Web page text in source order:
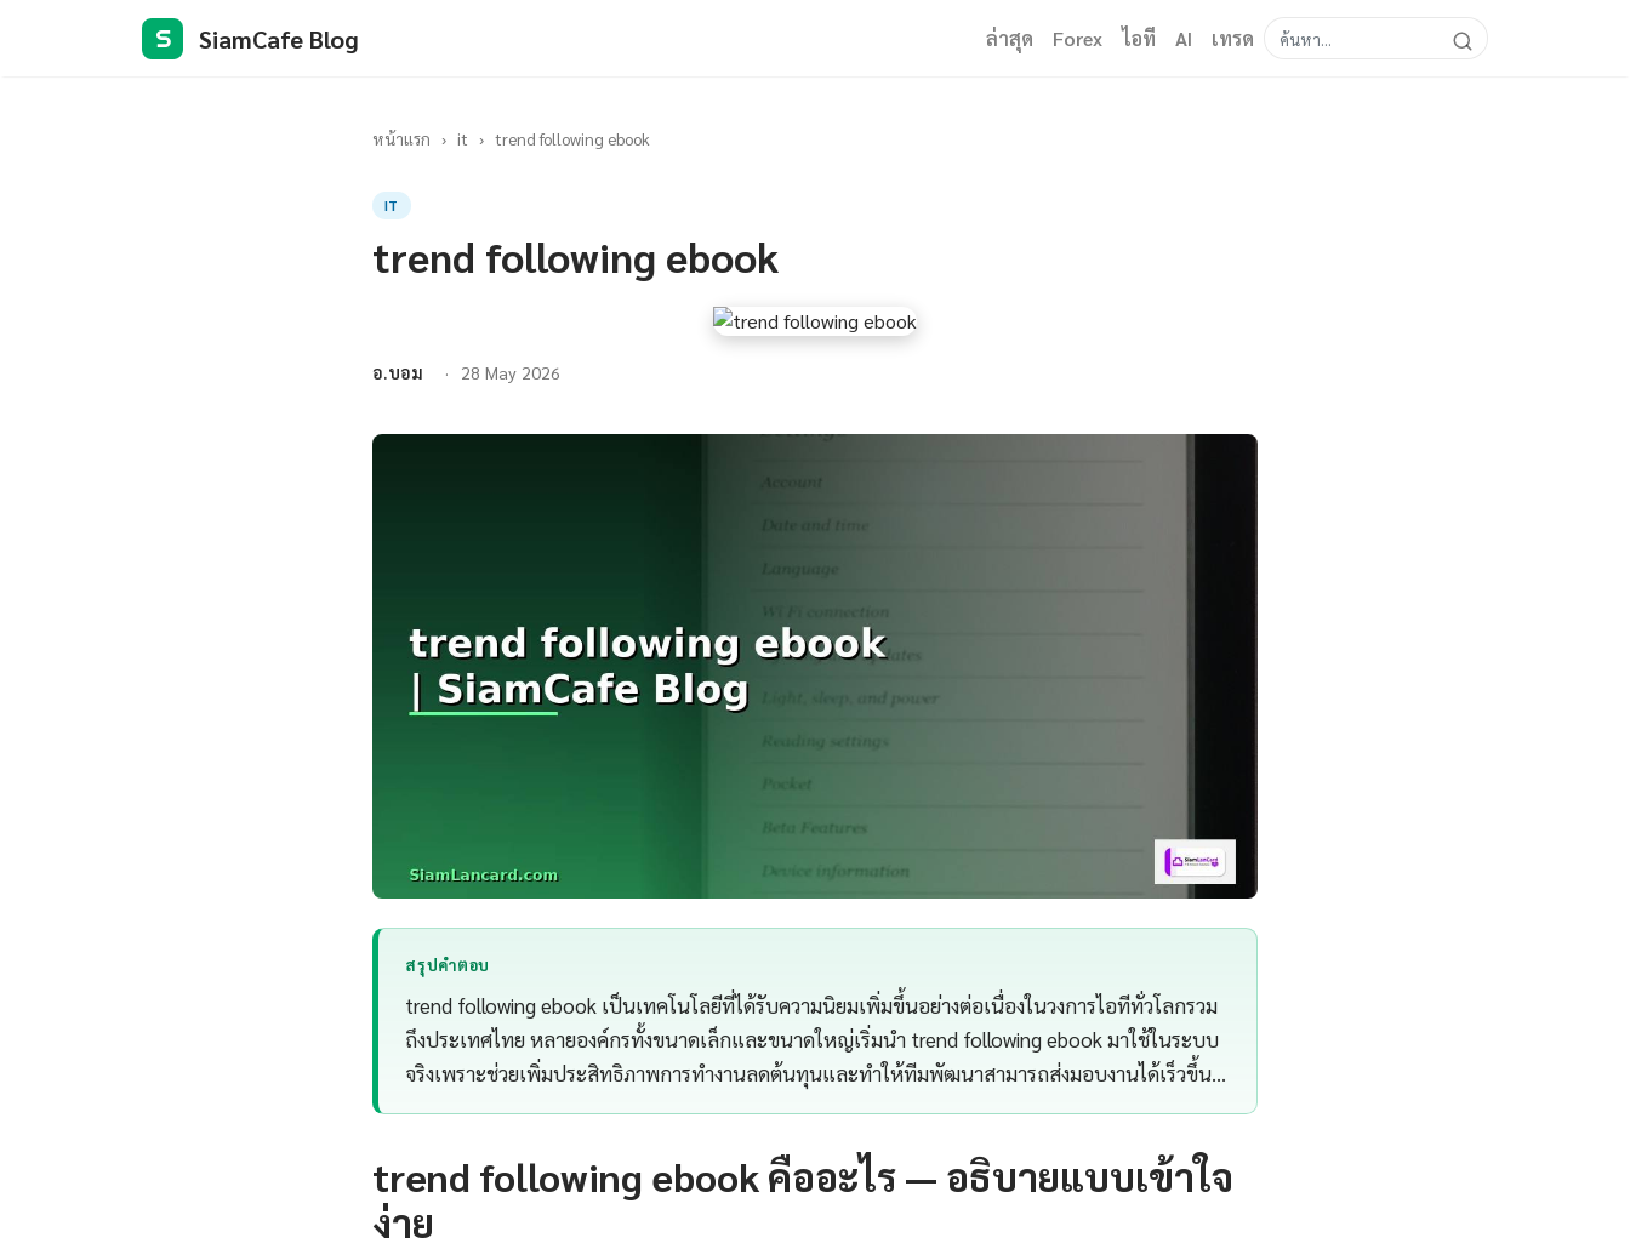
S SiamCafe Blog ล่าสุด Forex ไอที AI เทรด
หน้าแรก › it › trend following ebook
IT
trend following ebook
อ.บอม 28 May 2026
สรุปคำตอบ
trend following ebook เป็นเทคโนโลยีที่ได้รับความนิยมเพิ่มขึ้นอย่างต่อเนื่องในวงการไอทีทั่วโลกรวม
ถึงประเทศไทย หลายองค์กรทั้งขนาดเล็กและขนาดใหญ่เริ่มนำ trend following ebook มาใช้ในระบบ
จริงเพราะช่วยเพิ่มประสิทธิภาพการทำงานลดต้นทุนและทำให้ทีมพัฒนาสามารถส่งมอบงานได้เร็วขึ้น…
trend following ebook คืออะไร — อธิบายแบบเข้าใจ
ง่าย